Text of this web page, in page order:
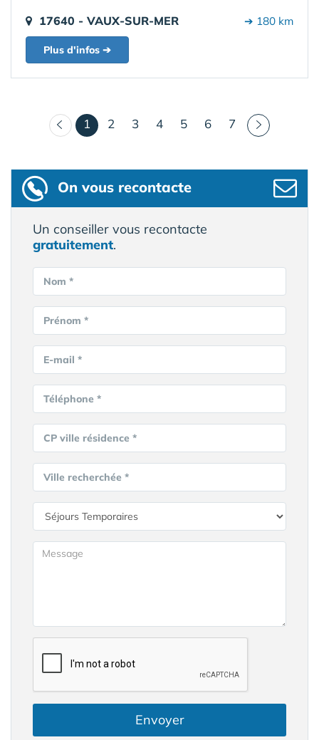
17640 - VAUX-SUR-MER ➔ 180 km
Plus d'infos ➔
1 (courant)
2 3 4 5 6 7
On vous recontacte
Un conseiller vous recontacte
gratuitement.
Nom *
Prénom *
E-mail *
Téléphone *
CP ville résidence *
Ville recherchée *
Envoyer